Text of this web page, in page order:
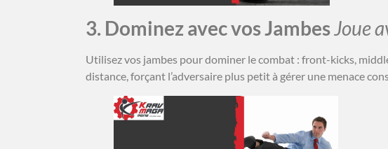
3. Dominez avec vos JambesJoue
Utilisez vos jambes pour dominer le combat : front-kicks,
distance, forçant l’adversaire plus petit à gérer une menace